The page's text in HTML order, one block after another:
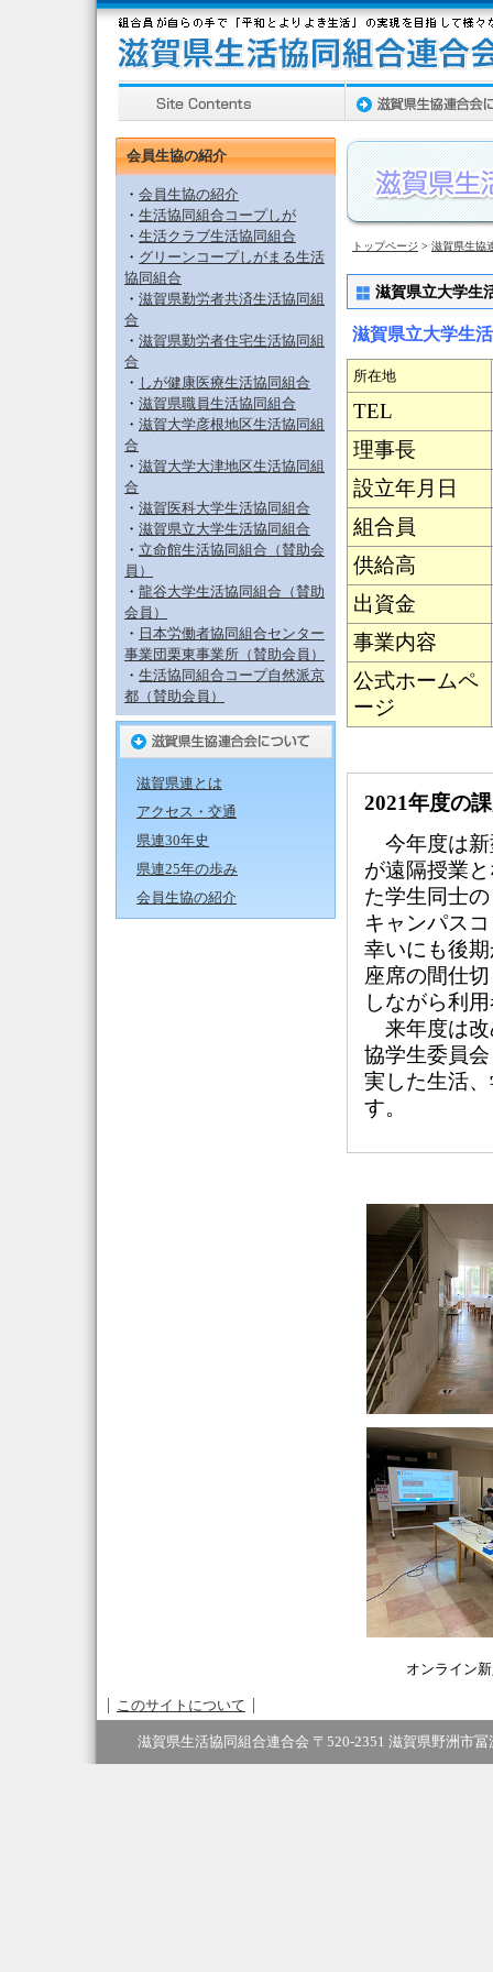
トップページ > 滋賀県生協
滋賀県立大学生
滋賀県立大学生
所在地
TEL
理事長
設立年月日
組合員
供給高
出資金
事業内容
公式ホームペ
ージ
2021年度の
今年度は新
が遠隔授業
た学生同士
キャンパス
幸いにも後
座席の間仕
しながら利
来年度は改
協学生委員
実した生活
す。
オンライン
会員生協の紹介
・ 会員生協の紹介
・ 生活協同組合コープしが
・ 生活クラブ生活協同組合
・ グリーンコープしがまる生活
協同組合
・ 滋賀県勤労者共済生活協同組
合
・ 滋賀県勤労者住宅生活協同組
合
・ しが健康医療生活協同組合
・ 滋賀県職員生活協同組合
・ 滋賀大学彦根地区生活協同組
合
・ 滋賀大学大津地区生活協同組
合
・ 滋賀医科大学生活協同組合
・ 滋賀県立大学生活協同組合
・ 立命館生活協同組合（賛助会
員）
・ 龍谷大学生活協同組合（賛助
会員）
・ 日本労働者協同組合センター
事業団栗東事業所（賛助会員）
・ 生活協同組合コープ自然派京
都（賛助会員）
滋賀県連とは
アクセス・交通
県連30年史
県連25年の歩み
会員生協の紹介
このサイトについて
滋賀県生活協同組合連合会 〒520-2351 滋賀県野洲市